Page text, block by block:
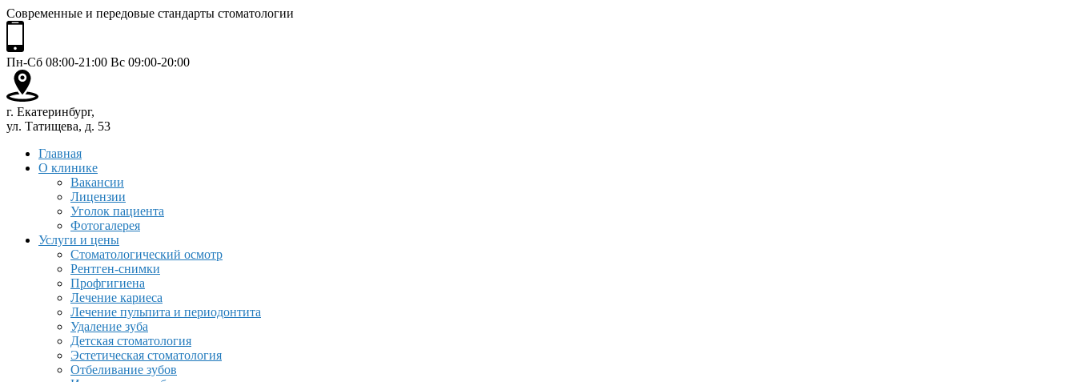
Современные и передовые стандарты стоматологии
Пн-Сб 08:00-21:00 Вс 09:00-20:00
г. Екатеринбург,
ул. Татищева, д. 53
Главная
О клинике
Вакансии
Лицензии
Уголок пациента
Фотогалерея
Услуги и цены
Стоматологический осмотр
Рентген-снимки
Профгигиена
Лечение кариеса
Лечение пульпита и периодонтита
Удаление зуба
Детская стоматология
Эстетическая стоматология
Отбеливание зубов